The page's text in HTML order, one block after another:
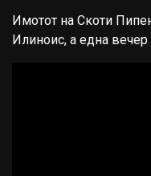
Имотот на Скоти
Илиноис, а една